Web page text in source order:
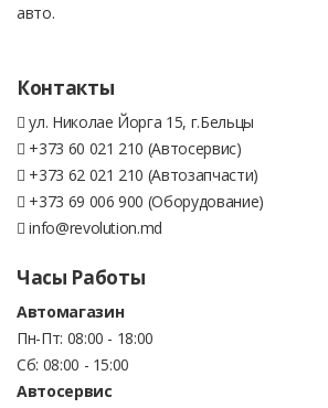
авто.
Контакты
ул. Николае Йорга 15, г.Бельцы
+373 60 021 210 (Автосервис)
+373 62 021 210 (Автозапчасти)
+373 69 006 900 (Оборудование)
info@revolution.md
Часы Работы
Автомагазин
Пн-Пт: 08:00 - 18:00
Сб: 08:00 - 15:00
Автосервис